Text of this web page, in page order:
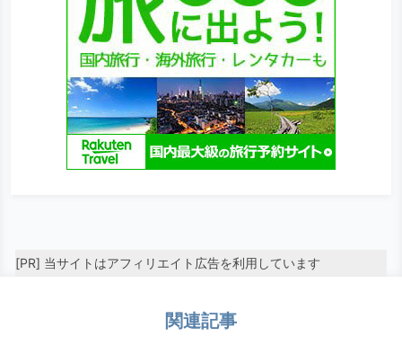
[PR] 当サイトはアフィリエイト広告を利用しています
関連記事